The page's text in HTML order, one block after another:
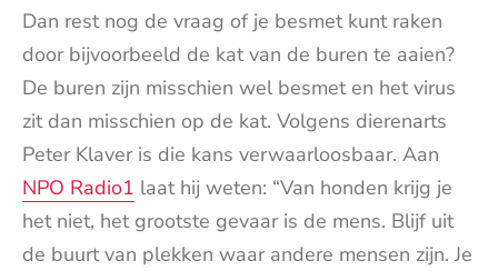
Dan rest nog de vraag of je besmet kunt raken
door bijvoorbeeld de kat van de buren te aaien?
De buren zijn misschien wel besmet en het virus
zit dan misschien op de kat. Volgens dierenarts
Peter Klaver is die kans verwaarloosbaar. Aan
NPO Radio1 laat hij weten: “Van honden krijg je
het niet, het grootste gevaar is de mens. Blijf uit
de buurt van plekken waar andere mensen zijn. Je